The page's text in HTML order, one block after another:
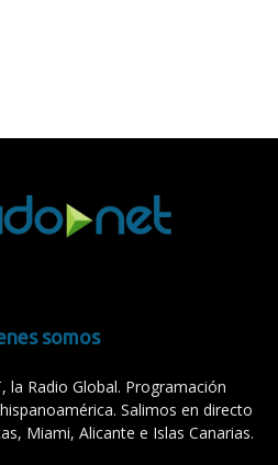
somos
la Radio Global. Programación
Salimos en directo
Miami, Alicante e Islas Canarias.